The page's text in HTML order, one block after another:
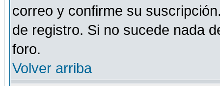
correo y confirme su
de registro. Si no sucede nada
foro.
Volver arriba